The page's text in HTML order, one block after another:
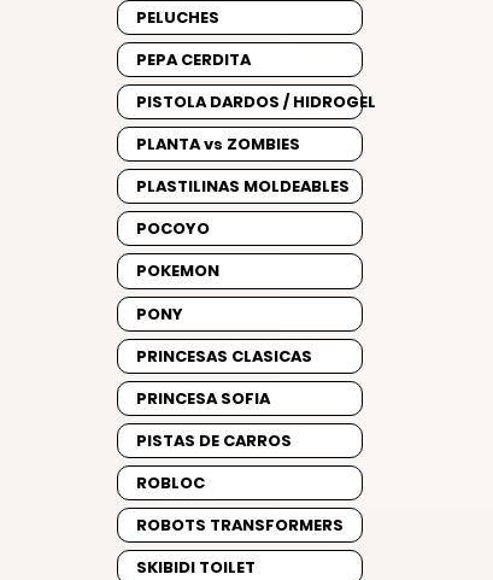
PELUCHES
PEPA CERDITA
PISTOLA DARDOS / HIDROGEL
PLANTA vs ZOMBIES
PLASTILINAS MOLDEABLES
POCOYO
POKEMON
PONY
PRINCESAS CLASICAS
PRINCESA SOFIA
PISTAS DE CARROS
ROBLOC
ROBOTS TRANSFORMERS
SKIBIDI TOILET